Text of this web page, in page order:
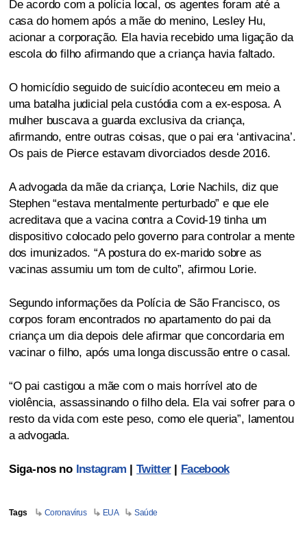
De acordo com a polícia local, os agentes foram até a
casa do homem após a mãe do menino, Lesley Hu,
acionar a corporação. Ela havia recebido uma ligação da
escola do filho afirmando que a criança havia faltado.
O homicídio seguido de suicídio aconteceu em meio a
uma batalha judicial pela custódia com a ex-esposa. A
mulher buscava a guarda exclusiva da criança,
afirmando, entre outras coisas, que o pai era ‘antivacina’.
Os pais de Pierce estavam divorciados desde 2016.
A advogada da mãe da criança, Lorie Nachils, diz que
Stephen “estava mentalmente perturbado” e que ele
acreditava que a vacina contra a Covid-19 tinha um
dispositivo colocado pelo governo para controlar a mente
dos imunizados. “A postura do ex-marido sobre as
vacinas assumiu um tom de culto”, afirmou Lorie.
Segundo informações da Polícia de São Francisco, os
corpos foram encontrados no apartamento do pai da
criança um dia depois dele afirmar que concordaria em
vacinar o filho, após uma longa discussão entre o casal.
“O pai castigou a mãe com o mais horrível ato de
violência, assassinando o filho dela. Ela vai sofrer para o
resto da vida com este peso, como ele queria”, lamentou
a advogada.
Siga-nos no Instagram |Twitter| Facebook
Tags Coronavírus EUA Saúde